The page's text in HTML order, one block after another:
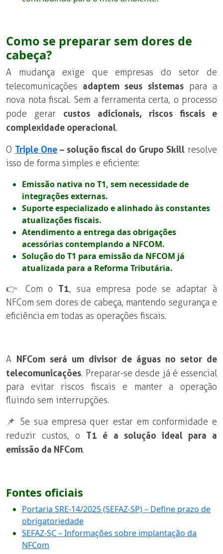
Como se preparar sem dores de
cabeça?
A mudança exige que empresas do setor de
telecomunicações adaptem seus sistemaspara a
nova nota fiscal. Sem a ferramenta certa, o processo
pode gerar custos adicionais, riscos fiscais e
complexidade operacional.
O Triple One– solução fiscal do Grupo Skill resolve
isso de forma simples e eficiente:
Emissão nativa no T1, sem necessidade de
integrações externas.
Suporte especializado e alinhado às constantes
atualizações fiscais.
Atendimento a entrega das obrigações
acessórias contemplando a NFCOM.
Solução do T1 para emissão da NFCOM já
atualizada para a Reforma Tributária.
👉 Com o T1, sua empresa pode se adaptar à
NFCom sem dores de cabeça, mantendo segurança e
eficiência em todas as operações fiscais.
A
NFCom será um divisor de águas no setor de
telecomunicações. Preparar-se desde já é essencial
para evitar riscos fiscais e manter a operação
fluindo sem interrupções.
📌 Se sua empresa quer estar em conformidade e
reduzir custos, o T1 é a solução ideal para a
emissão da NFCom.
Fontes oficiais
Portaria SRE-14/2025 (SEFAZ-SP) – Define prazo de
obrigatoriedade
SEFAZ-SC – Informações sobre implantação da
NFCom